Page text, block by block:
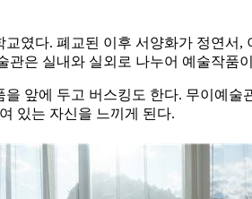
였다. 폐교된 이후 서양화가 정연
은 실내와 실외로 나누어 예술작품
앞에 두고 버스킹도 한다. 무이예
있는 자신을 느끼게 된다.